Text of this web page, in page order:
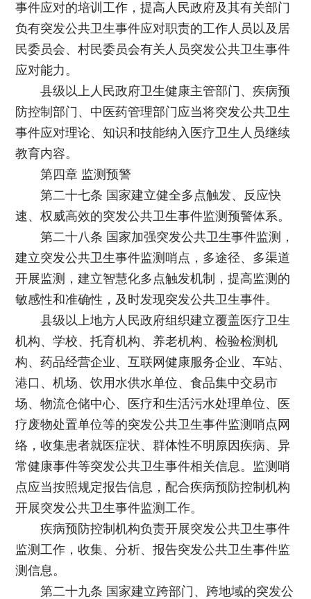
事件应对的培训工作，提高人民政府及其有关部门
负有突发公共卫生事件应对职责的工作人员以及居
民委员会、村民委员会有关人员突发公共卫生事件
应对能力。
县级以上人民政府卫生健康主管部门、疾病预
防控制部门、中医药管理部门应当将突发公共卫生
事件应对理论、知识和技能纳入医疗卫生人员继续
教育内容。
第四章 监测预警
第二十七条 国家建立健全多点触发、反应快
速、权威高效的突发公共卫生事件监测预警体系。
第二十八条 国家加强突发公共卫生事件监测，
建立突发公共卫生事件监测哨点，多途径、多渠道
开展监测，建立智慧化多点触发机制，提高监测的
敏感性和准确性，及时发现突发公共卫生事件。
县级以上地方人民政府组织建立覆盖医疗卫生
机构、学校、托育机构、养老机构、检验检测机
构、药品经营企业、互联网健康服务企业、车站、
港口、机场、饮用水供水单位、食品集中交易市
场、物流仓储中心、医疗和生活污水处理单位、医
疗废物处置单位等的突发公共卫生事件监测哨点网
络，收集患者就医症状、群体性不明原因疾病、异
常健康事件等突发公共卫生事件相关信息。监测哨
点应当按照规定报告信息，配合疾病预防控制机构
开展突发公共卫生事件监测工作。
疾病预防控制机构负责开展突发公共卫生事件
监测工作，收集、分析、报告突发公共卫生事件监
测信息。
第二十九条 国家建立跨部门、跨地域的突发公